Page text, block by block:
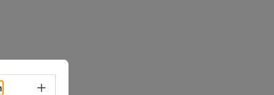
Sprachwahl - Menü öffnen